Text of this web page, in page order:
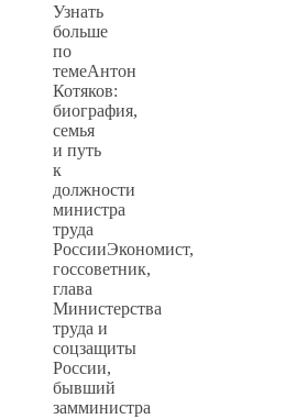
Узнать
больше
по
темеАнтон
Котяков:
биография,
семья
и путь
к
должности
министра
труда
РоссииЭкономист,
госсоветник,
глава
Министерства
труда и
соцзащиты
России,
бывший
замминистра